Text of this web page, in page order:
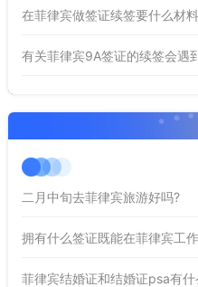
在菲律宾做签证续签要什么材
有关菲律宾9A签证的续签会遇
二月中旬去菲律宾旅游好吗?
拥有什么签证既能在菲律宾工
菲律宾结婚证和结婚证psa有什